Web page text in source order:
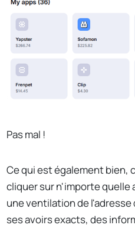
Pas mal !
Ce qui est également bien,
cliquer sur n'importe
une ventilation de
ses avoirs exacts, des